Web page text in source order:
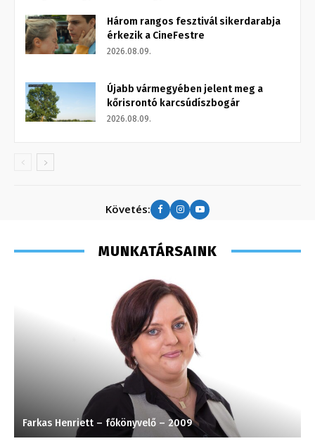
Három rangos fesztivál sikerdarabja
érkezik a CineFestre
2026.08.09.
Újabb vármegyében jelent meg a
kőrisrontó karcsúdíszbogár
2026.08.09.
Követés:
MUNKATÁRSAINK
Farkas Henriett – főkönyvelő – 2009